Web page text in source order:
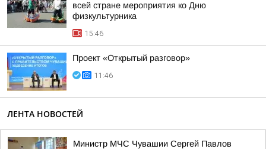
всей стране мероприятия ко Дню
физкультурника
15:46
Проект «Открытый разговор»
11:46
ЛЕНТА НОВОСТЕЙ
Министр МЧС Чувашии Сергей Павлов